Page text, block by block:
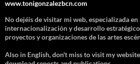
www.tonigonzalezbcn.com
No dejéis de visitar mi web, especializada
internacionalización y desarrollo
proyectos y organizaciones de las artes
Also in English, don't miss to visit my